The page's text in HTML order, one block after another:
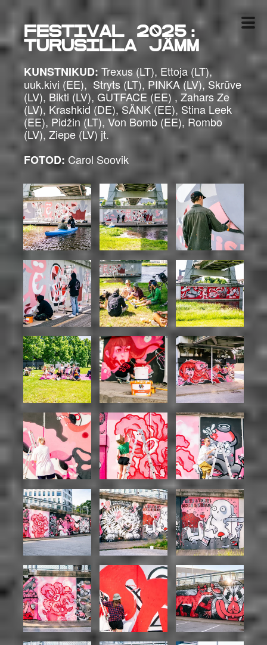
Festival 2025:
Turusilla JÄMM
KUNSTNIKUD: Trexus (LT), Ettoja (LT),
uuk.kivi (EE), Stryts (LT), PINKA (LV), Skrūve
(LV), Bikti (LV), GUTFACE (EE) , Zahars Ze
(LV), Krashkid (DE), SÄNK (EE), Stina Leek
(EE), Pidžin (LT), Von Bomb (EE), Rombo
(LV), Ziepe (LV) jt.
FOTOD: Carol Soovik